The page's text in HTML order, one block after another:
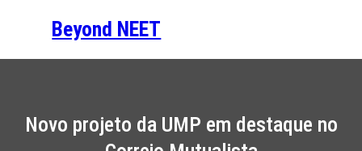
Beyond NEET
Novo projeto da UMP em destaque no